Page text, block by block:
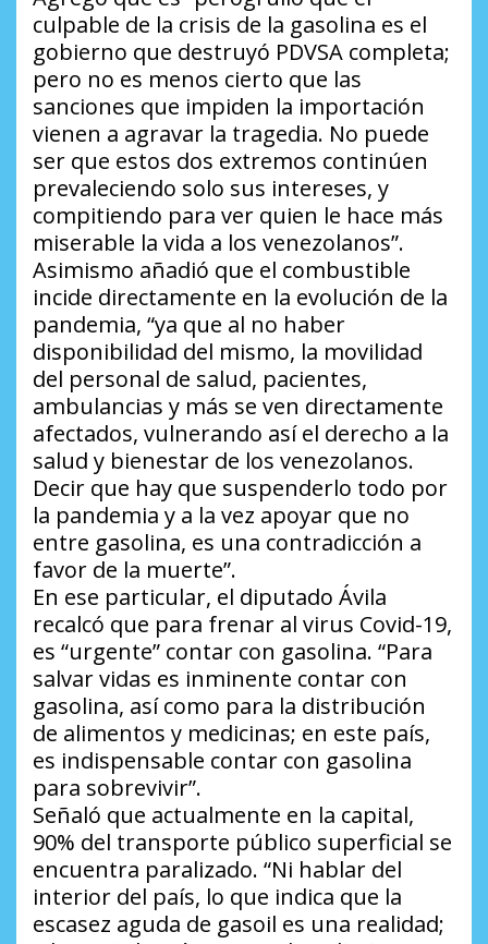
culpable de la crisis de la gasolina es el
gobierno que destruyó PDVSA completa;
pero no es menos cierto que las
sanciones que impiden la importación
vienen a agravar la tragedia. No puede
ser que estos dos extremos continúen
prevaleciendo solo sus intereses, y
compitiendo para ver quien le hace más
miserable la vida a los venezolanos”.
Asimismo añadió que el combustible
incide directamente en la evolución de la
pandemia, “ya que al no haber
disponibilidad del mismo, la movilidad
del personal de salud, pacientes,
ambulancias y más se ven directamente
afectados, vulnerando así el derecho a la
salud y bienestar de los venezolanos.
Decir que hay que suspenderlo todo por
la pandemia y a la vez apoyar que no
entre gasolina, es una contradicción a
favor de la muerte”.
En ese particular, el diputado Ávila
recalcó que para frenar al virus Covid-19,
es “urgente” contar con gasolina. “Para
salvar vidas es inminente contar con
gasolina, así como para la distribución
de alimentos y medicinas; en este país,
es indispensable contar con gasolina
para sobrevivir”.
Señaló que actualmente en la capital,
90% del transporte público superficial se
encuentra paralizado. “Ni hablar del
interior del país, lo que indica que la
escasez aguda de gasoil es una realidad;